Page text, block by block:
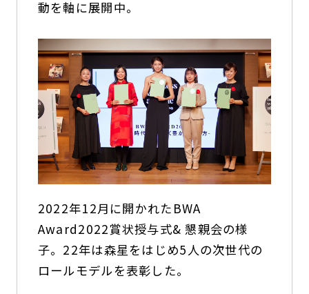
動を軸に展開中。
2022年12月に開かれたBWA
Award2022賞状授与式& 懇親会の様
子。22年は森星をはじめ5人の次世代の
ロールモデルを表彰した。